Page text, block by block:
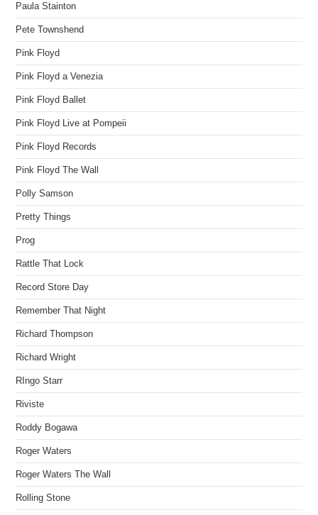
Paula Stainton
Pete Townshend
Pink Floyd
Pink Floyd a Venezia
Pink Floyd Ballet
Pink Floyd Live at Pompeii
Pink Floyd Records
Pink Floyd The Wall
Polly Samson
Pretty Things
Prog
Rattle That Lock
Record Store Day
Remember That Night
Richard Thompson
Richard Wright
RIngo Starr
Riviste
Roddy Bogawa
Roger Waters
Roger Waters The Wall
Rolling Stone